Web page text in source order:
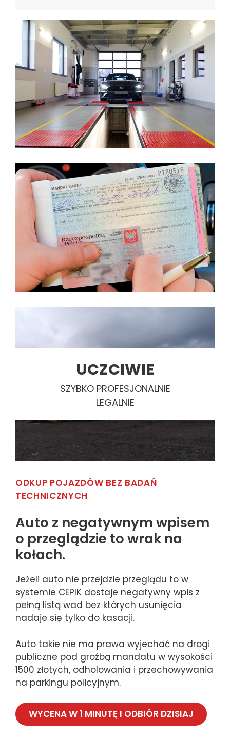
UCZCIWIE
SZYBKO PROFESJONALNIE
LEGALNIE
ODKUP POJAZDÓW BEZ BADAŃ
TECHNICZNYCH
Auto z negatywnym wpisem
o przeglądzie to wrak na
kołach.
Jeżeli auto nie przejdzie przeglądu to w
systemie CEPIK dostaje negatywny wpis z
pełną listą wad bez których usunięcia
nadaje się tylko do kasacji.
Auto takie nie ma prawa wyjechać na drogi
publiczne pod groźbą mandatu w wysokości
1500 złotych, odholowania i przechowywania
na parkingu policyjnym.
WYCENA W 1 MINUTĘ I ODBIÓR DZISIAJ